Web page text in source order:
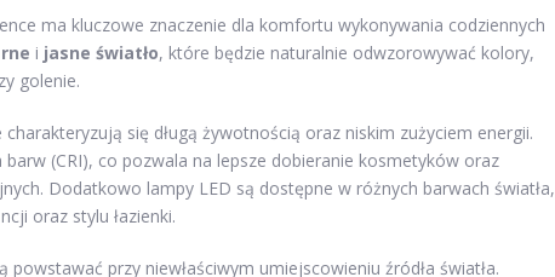
ma kluczowe znaczenie dla komfortu wykonywania codziennych
i jasne światło, które będzie naturalnie odwzorowywać kolory,
golenie.
charakteryzują się długą żywotnością oraz niskim zużyciem energii.
(CRI), co pozwala na lepsze dobieranie kosmetyków oraz
Dodatkowo lampy LED są dostępne w różnych barwach światła,
oraz stylu łazienki.
przy niewłaściwym umiejscowieniu źródła światła.